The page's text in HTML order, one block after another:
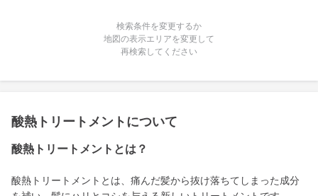
検索条件を変更するか
地図の表示エリアを変更して
再検索してください
酸熱トリートメントについて
酸熱トリートメントとは？
酸熱トリートメントとは、痛んだ髪から抜け落ちてしまった成分